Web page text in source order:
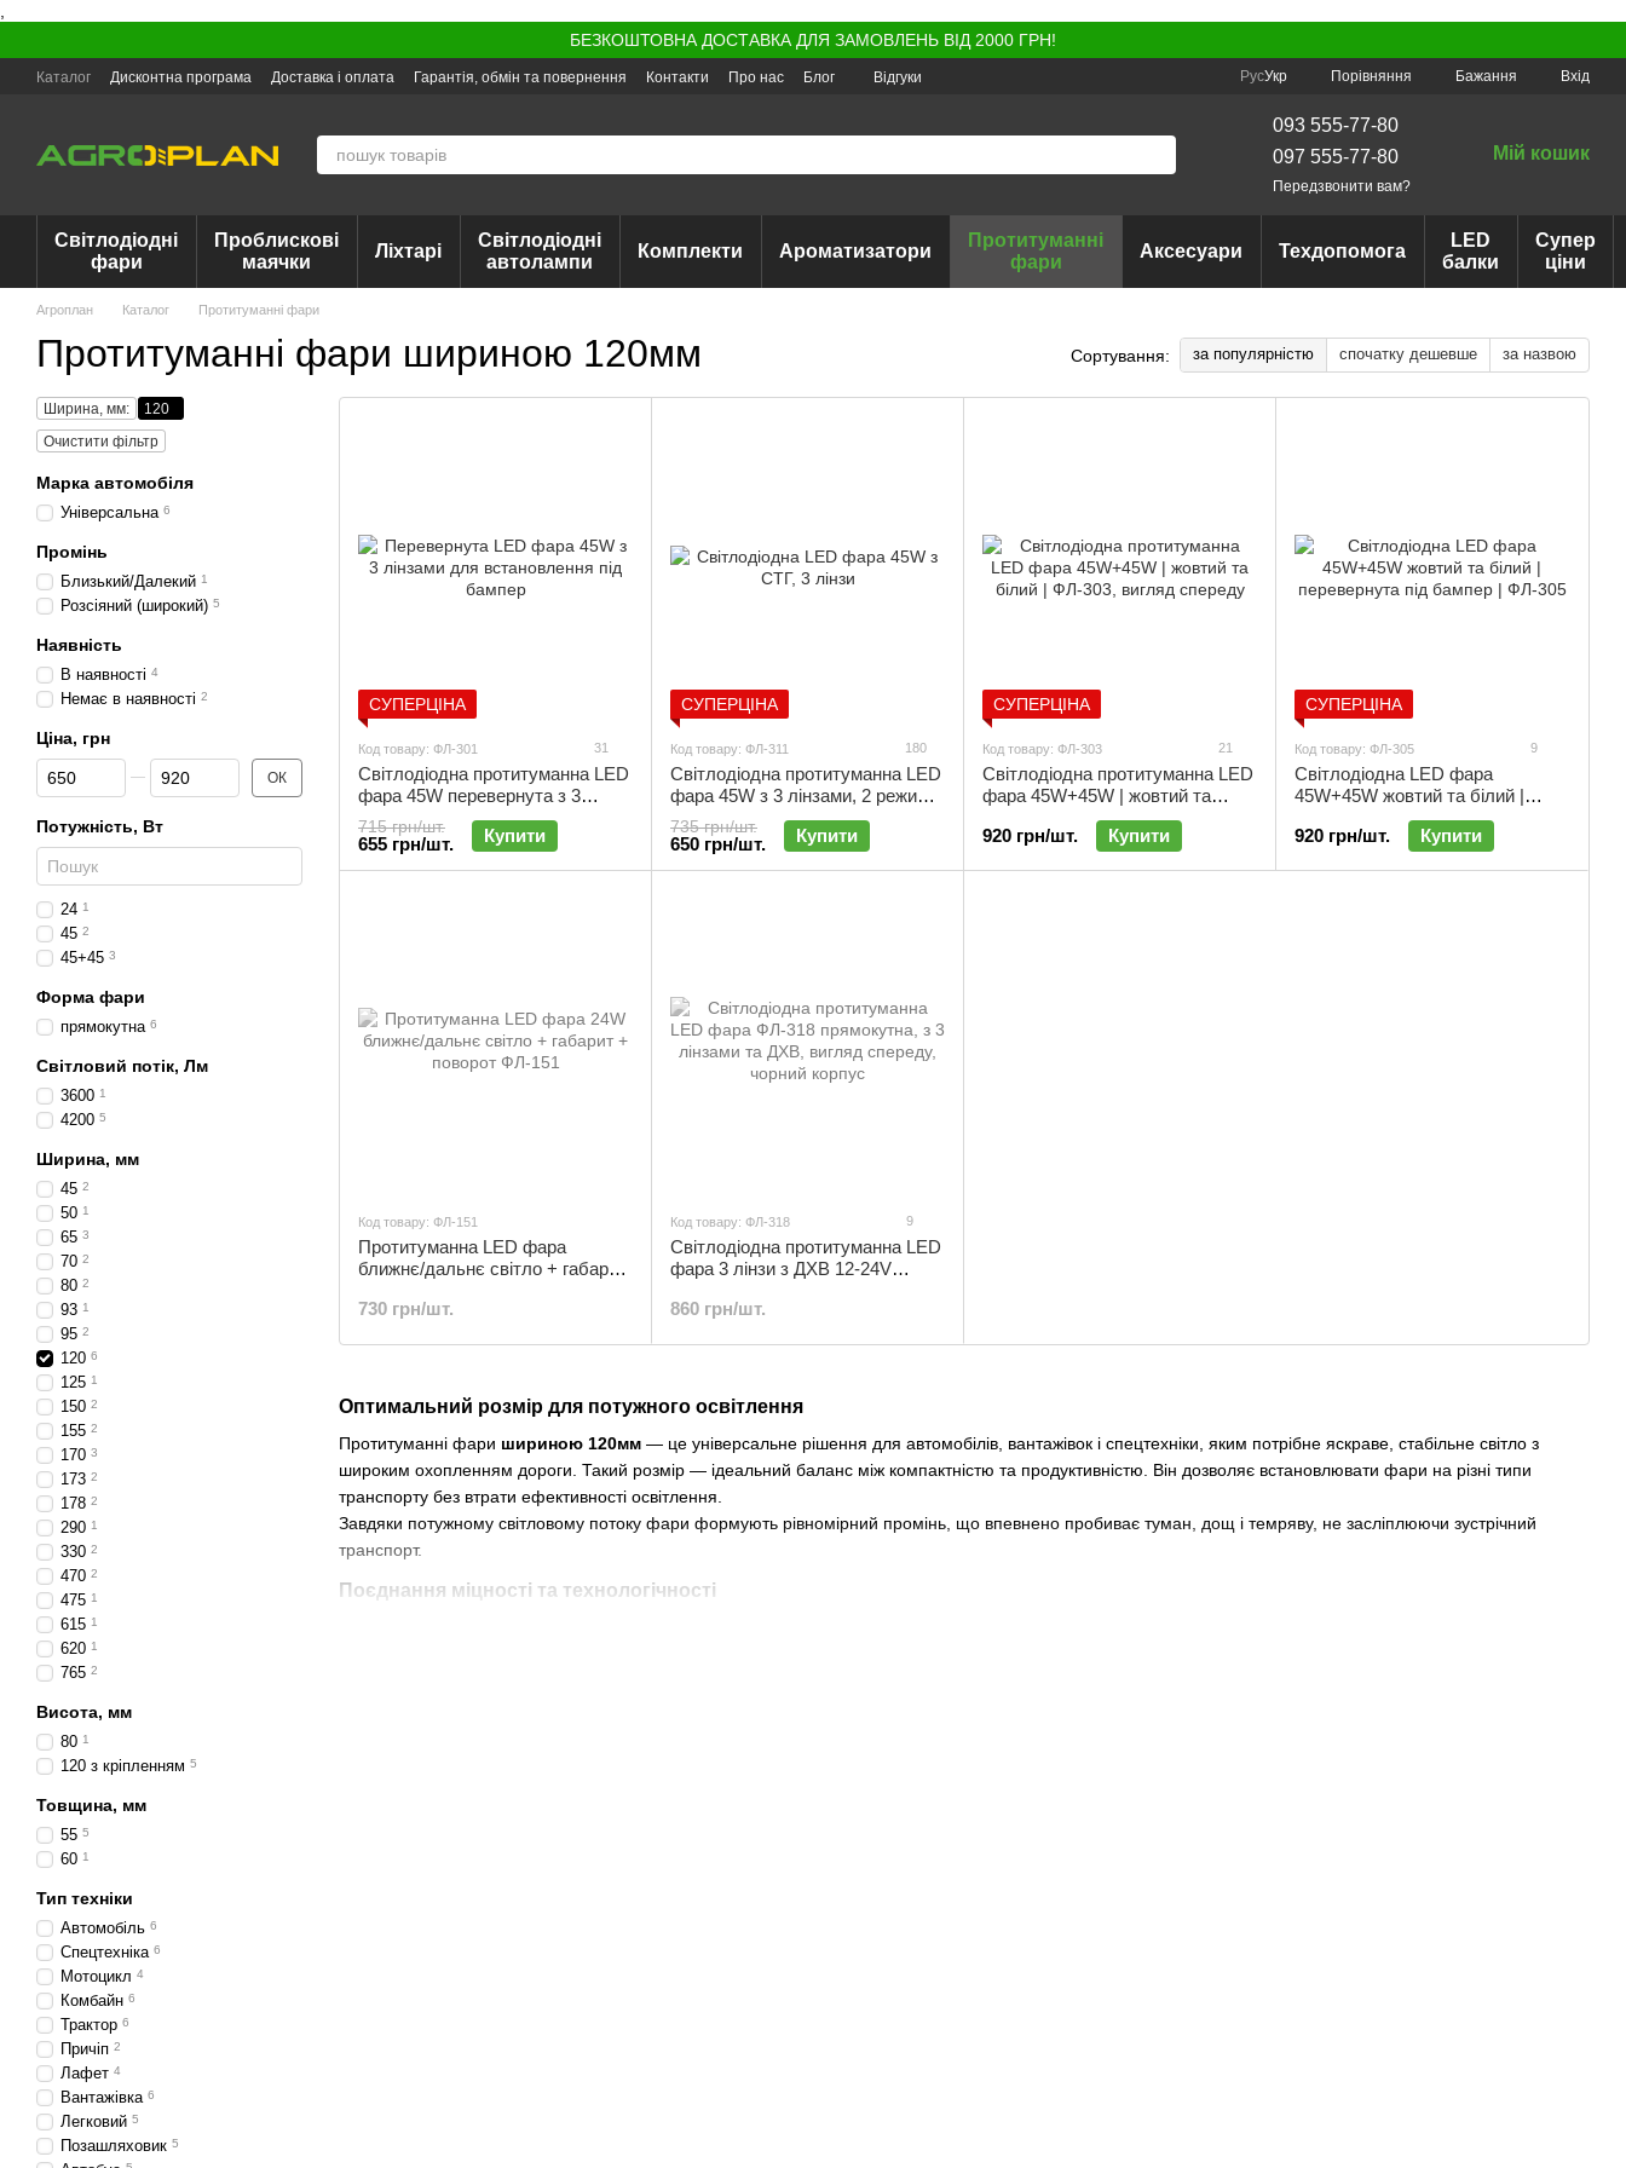
БЕЗКОШТОВНА ДОСТАВКА ДЛЯ ЗАМОВЛЕНЬ ВІД 2000 ГРН!
Каталог Дисконтна програма Доставка і оплата Гарантія, обмін та повернення Контакти Про нас Блог Відгуки РусУкр Порівняння Бажання Вхід
093 555-77-80
097 555-77-80
Передзвонити вам?
Мій кошик
Світлодіодні
фари
Проблискові
маячки
Ліхтарі
Світлодіодні
автолампи
Комплекти Ароматизатори
Протитуманні
фари
Аксесуари Техдопомога
LED
балки
Супер
ціни
Агроплан Каталог Протитуманні фари
Протитуманні фари шириною 120мм Сортування: за популярністю спочатку дешевше за назвою
Оптимальний розмір для потужного освітлення
Протитуманні фари шириною 120мм — це універсальне рішення для автомобілів, вантажівок і спецтехніки, яким потрібне яскраве, стабільне світло з
широким охопленням дороги. Такий розмір — ідеальний баланс між компактністю та продуктивністю. Він дозволяє встановлювати фари на різні типи
транспорту без втрати ефективності освітлення.
Завдяки потужному світловому потоку фари формують рівномірний промінь, що впевнено пробиває туман, дощ і темряву, не засліплюючи зустрічний
транспорт.
Поєднання міцності та технологічності
СУПЕРЦІНА
Код товару: ФЛ-301 31
Світлодіодна протитуманна LED
фара 45W перевернута з 3
лінзами | Під бампер | ФЛ-301
715 грн/шт.
655 грн/шт. Купити
СУПЕРЦІНА
Код товару: ФЛ-311 180
Світлодіодна протитуманна LED
фара 45W з 3 лінзами, 2 режими,
прямокутна | ФЛ-311
735 грн/шт.
650 грн/шт. Купити
СУПЕРЦІНА
Код товару: ФЛ-303 21
Світлодіодна протитуманна LED
фара 45W+45W | жовтий та
білий | ФЛ-303
920 грн/шт.
Купити
СУПЕРЦІНА
Код товару: ФЛ-305 9
Світлодіодна LED фара
45W+45W жовтий та білий |
перевернута під бампер |
ФЛ-305
920 грн/шт. Купити
Код товару: ФЛ-151
Протитуманна LED фара
ближнє/дальнє світло + габарит
730 грн/шт.
Код товару: ФЛ-318 9
Cвітлодіодна протитуманна LED
фара 3 лінзи з ДХВ 12-24V
860 грн/шт.
Ширина, мм:
120
Очистити фільтр
Марка автомобіля
Універсальна 6
Промінь
Близький/Далекий 1
Розсіяний (широкий) 5
Наявність
В наявності 4
Немає в наявності 2
Ціна, грн
Від Ціна, грн
До Ціна, грн ОК
Потужність, Вт
24 1
45 2
45+45 3
Форма фари
прямокутна 6
Світловий потік, Лм
3600 1
4200 5
Ширина, мм
45 2
50 1
65 3
70 2
80 2
93 1
95 2
120 6
125 1
150 2
155 2
170 3
173 2
178 2
290 1
330 2
470 2
475 1
615 1
620 1
765 2
Висота, мм
80 1
120 з кріпленням 5
Товщина, мм
55 5
60 1
Тип техніки
Автомобіль 6
Спецтехніка 6
Мотоцикл 4
Комбайн 6
Трактор 6
Причіп 2
Лафет 4
Вантажівка 6
Легковий 5
Позашляховик 5